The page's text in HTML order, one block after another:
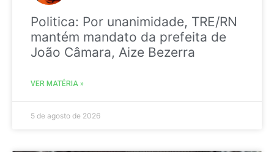
Politica: Por unanimidade, TRE/RN
mantém mandato da prefeita de
João Câmara, Aize Bezerra
VER MATÉRIA »
5 de agosto de 2026